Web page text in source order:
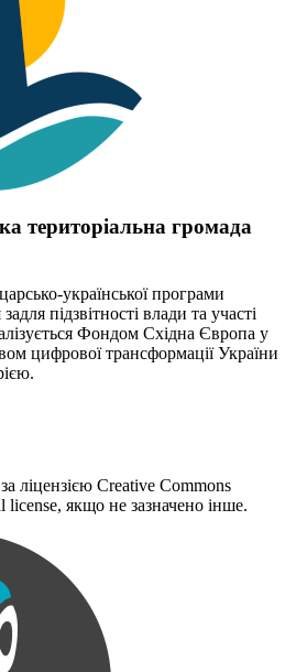
територіальна громада
української програми
підзвітності влади та участі
Фондом Східна Європа у
цифрової трансформації України
ліцензією Creative Commons
якщо не зазначено інше.